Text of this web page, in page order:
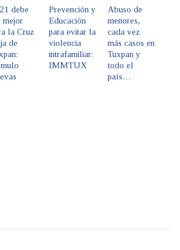
debe
mejor
la Cruz
de
Prevención y
Educación
para evitar la
violencia
intrafamiliar:
IMMTUX
Abuso de
menores,
cada vez
más casos en
Tuxpan y
todo el
país…